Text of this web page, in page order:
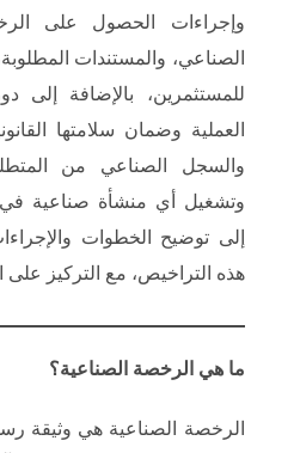
وإجراءات الحصول على
الصناعي، والمستندات
للمستثمرين، بالإضافة إلى
العملية وضمان سلامتها
والسجل الصناعي من
وتشغيل أي منشأة صناعية
إلى توضيح الخطوات
هذه التراخيص، مع التركيز على
ما هي الرخصة الصناعية؟
الرخصة الصناعية هي وثيقة